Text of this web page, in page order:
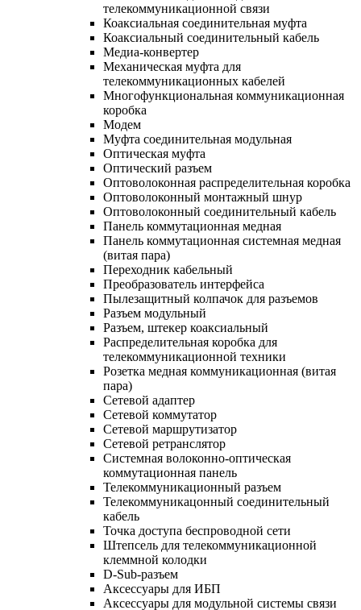
телекоммуникационной связи
Коаксиальная соединительная муфта
Коаксиальный соединительный кабель
Медиа-конвертер
Механическая муфта для
телекоммуникационных кабелей
Многофункциональная коммуникационная
коробка
Модем
Муфта соединительная модульная
Оптическая муфта
Оптический разъем
Оптоволоконная распределительная коробка
Оптоволоконный монтажный шнур
Оптоволоконный соединительный кабель
Панель коммутационная медная
Панель коммутационная системная медная
(витая пара)
Переходник кабельный
Преобразователь интерфейса
Пылезащитный колпачок для разъемов
Разъем модульный
Разъем, штекер коаксиальный
Распределительная коробка для
телекоммуникационной техники
Розетка медная коммуникационная (витая
пара)
Сетевой адаптер
Сетевой коммутатор
Сетевой маршрутизатор
Сетевой ретранслятор
Системная волоконно-оптическая
коммутационная панель
Телекоммуникационный разъем
Телекоммуникацонный соединительный
кабель
Точка доступа беспроводной сети
Штепсель для телекоммуникационной
клеммной колодки
D-Sub-разъем
Аксессуары для ИБП
Аксессуары для модульной системы связи